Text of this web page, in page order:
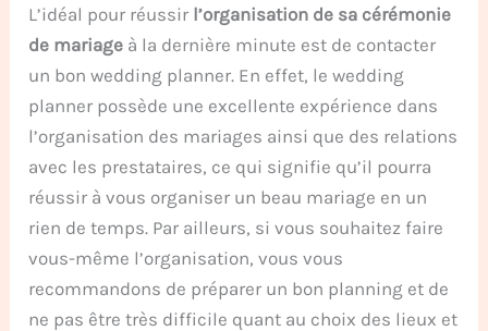
L’idéal pour réussir l’organisation de sa cérémonie
de mariage à la dernière minute est de contacter
un bon wedding planner. En effet, le wedding
planner possède une excellente expérience dans
l’organisation des mariages ainsi que des relations
avec les prestataires, ce qui signifie qu’il pourra
réussir à vous organiser un beau mariage en un
rien de temps. Par ailleurs, si vous souhaitez faire
vous-même l’organisation, vous vous
recommandons de préparer un bon planning et de
ne pas être très difficile quant au choix des lieux et